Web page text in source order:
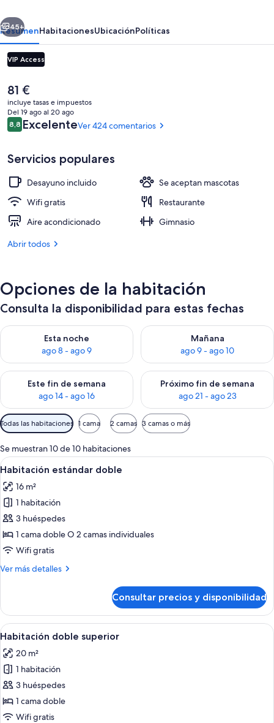
per
Ferie
Siguiente
45+
ResumenHabitacionesUbicaciónPolíticas
VIP Access
El
precio
actual
es
de
81 €
incluye tasas e impuestos
Del 19 ago al 20 ago
Comentarios
8,88,8 de 10
ExcelenteVer 424 comentarios
Servicios populares
Desayuno incluido
Se aceptan mascotas
Wifi gratis
Restaurante
Aire acondicionado
Gimnasio
Abrir todos
Opciones de la habitación
Consulta la disponibilidad para estas fechas
Esta noche
ago 8 - ago 9
Consulta la disponibilidad para esta noche, ago 8 - ago 9
Mañana
ago 9 - ago 10
Consulta la disponibilidad
Este fin de semana
ago 14 - ago 16
Consulta la disponibilidad para este fin de semana, ago 14 -
Próximo fin de semana
ago 21 - ago 23
Consulta la disponibilidad
Filtros
disponibles
para
las
habitaciones
Todas las habitaciones 1 cama 2 camas 3 camas o más
Se muestran 10 de 10 habitaciones
Abrir
todas
las
fotos
de
Habitación
estándar
Una cama bien hecha con sábanas
5
Habitación estándar doble
16 m²
1 habitación
3 huéspedes
1 cama doble O 2 camas individuales
Wifi gratis
Ver más detalles
Más
estándar
doble
Consultar precios y disponibilidad
Abrir
todas
las
fotos
de
Habitación
doble
Habitación de hotel moderna con
5
Habitación doble superior
20 m²
1 habitación
3 huéspedes
1 cama doble
Wifi gratis